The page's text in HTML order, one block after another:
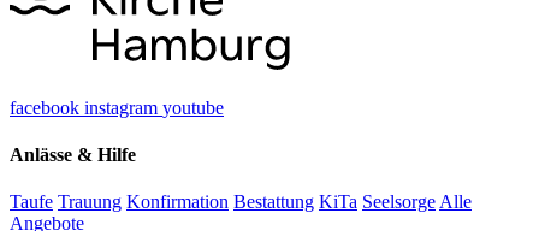
facebook instagram youtube
Anlässe & Hilfe
Taufe Trauung Konfirmation Bestattung KiTa Seelsorge Alle
Angebote